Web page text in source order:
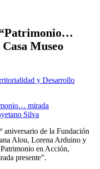
Museo
y Desarrollo
aniversario de la Fundación
Alou, Lorena Arduino y
en Acción,
presente”.